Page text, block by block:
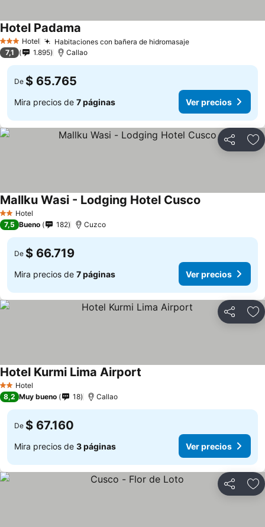
3 Estrellas
Hotel Habitaciones con bañera de hidromasaje
Hotel Padama
7,1 1.895 Callao
De $ 65.765
Mira precios de 7 páginas Ver precios
Compartir
2 Estrellas
Hotel
Mallku Wasi - Lodging Hotel Cusco
7,5 Bueno 182 Cuzco
De $ 66.719
Mira precios de 7 páginas Ver precios
Compartir
2 Estrellas
Hotel
Hotel Kurmi Lima Airport
8,2 Muy bueno 18 Callao
De $ 67.160
Mira precios de 3 páginas Ver precios
Compartir